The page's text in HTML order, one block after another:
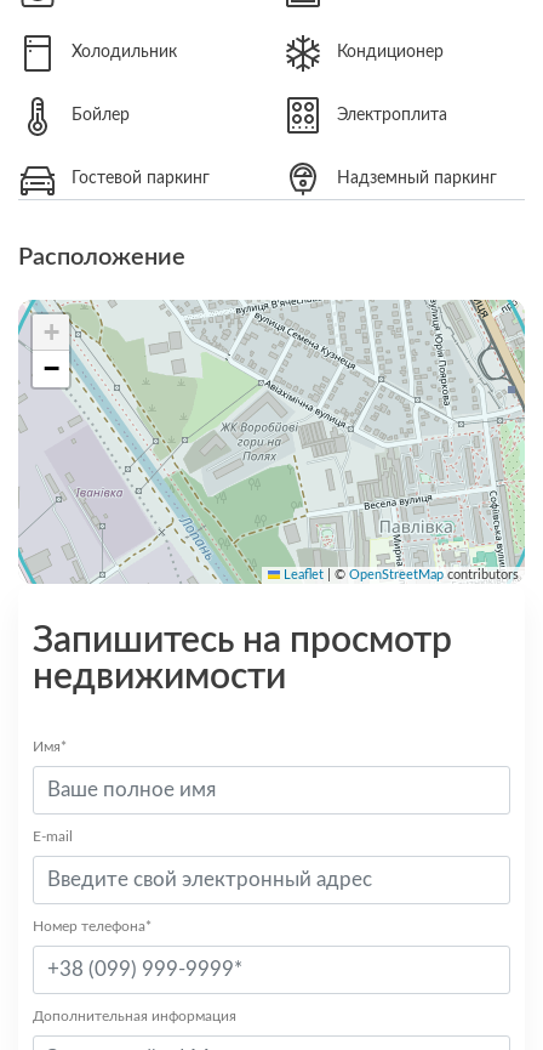
Холодильник Кондиционер
Бойлер Электроплита
Гостевой паркинг Надземный паркинг
Расположение
+
−
Leaflet © OpenStreetMap contributors
Запишитесь на просмотр
недвижимости
Имя*
E-mail
Номер телефона*
Дополнительная информация